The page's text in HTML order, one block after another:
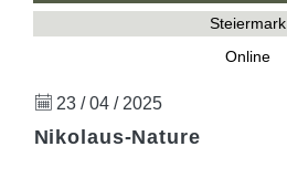
Steiermark
Online
23 / 04 / 2025
Nikolaus-Nature